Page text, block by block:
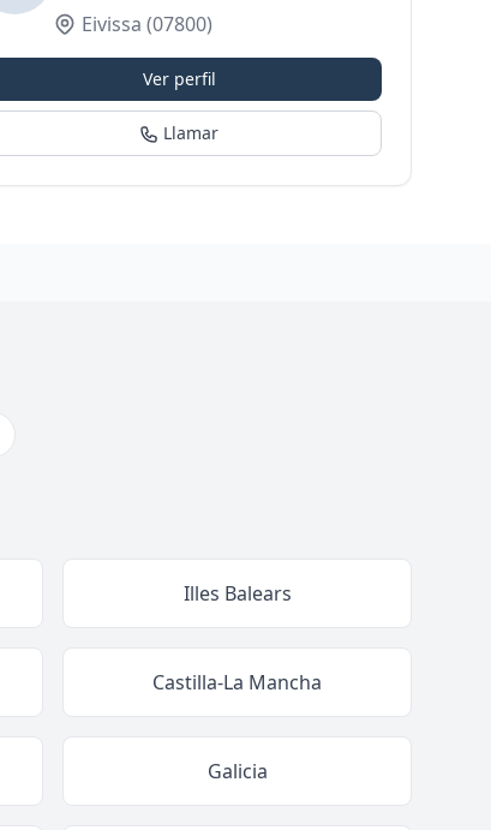
Eivissa (07800)
Ver perfil
Llamar
Illes Balears
Castilla-La Mancha
Galicia